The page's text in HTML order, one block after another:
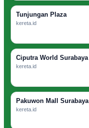
Tunjungan Plaza
kereta.id
Ciputra World Surabaya
kereta.id
Pakuwon Mall Surabaya
kereta.id